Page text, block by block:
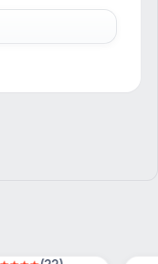
5g)
proporcionar